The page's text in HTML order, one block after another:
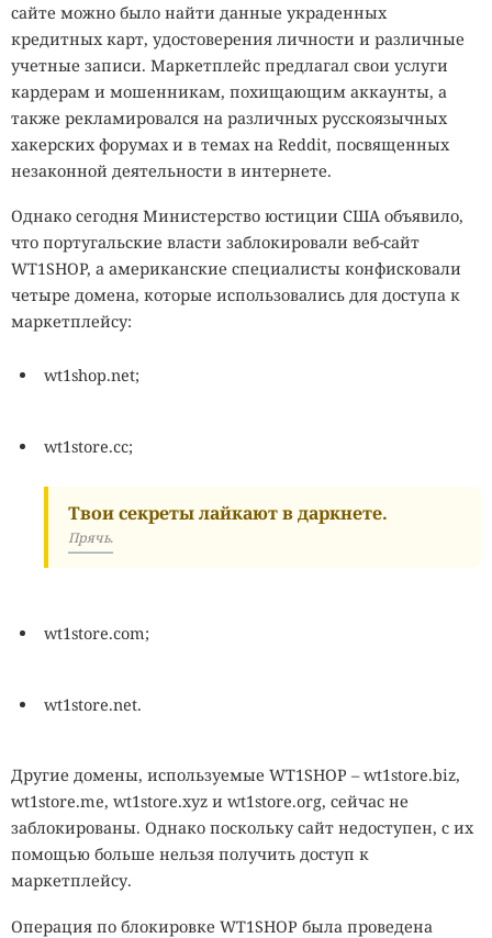
сайте можно было найти данные украденных
кредитных карт, удостоверения личности и различные
учетные записи. Маркетплейс предлагал свои услуги
кардерам и мошенникам, похищающим аккаунты, а
также рекламировался на различных русскоязычных
хакерских форумах и в темах на Reddit, посвященных
незаконной деятельности в интернете.
Однако сегодня Министерство юстиции США объявило,
что португальские власти заблокировали веб-сайт
WT1SHOP, а американские специалисты конфисковали
четыре домена, которые использовались для доступа к
маркетплейсу:
wt1shop.net;
wt1store.cc;
Твои секреты лайкают в даркнете.
Прячь.
wt1store.com;
wt1store.net.
Другие домены, используемые WT1SHOP – wt1store.biz,
wt1store.me, wt1store.xyz и wt1store.org, сейчас не
заблокированы. Однако поскольку сайт недоступен, с их
помощью больше нельзя получить доступ к
маркетплейсу.
Операция по блокировке WT1SHOP была проведена